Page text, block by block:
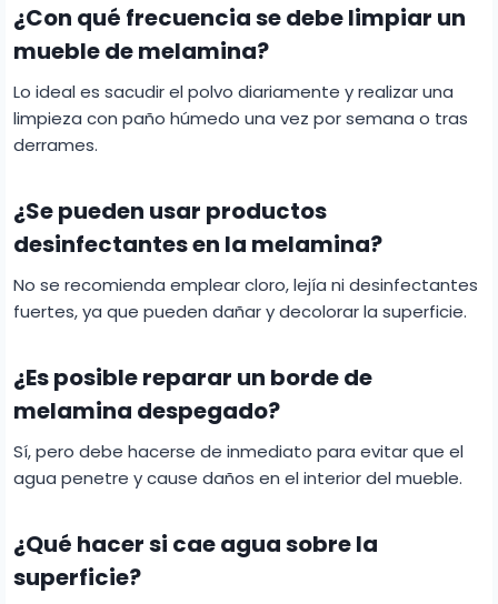
¿Con qué frecuencia se debe limpiar un
mueble de melamina?
Lo ideal es sacudir el polvo diariamente y realizar una
limpieza con paño húmedo una vez por semana o tras
derrames.
¿Se pueden usar productos
desinfectantes en la melamina?
No se recomienda emplear cloro, lejía ni desinfectantes
fuertes, ya que pueden dañar y decolorar la superficie.
¿Es posible reparar un borde de
melamina despegado?
Sí, pero debe hacerse de inmediato para evitar que el
agua penetre y cause daños en el interior del mueble.
¿Qué hacer si cae agua sobre la
superficie?